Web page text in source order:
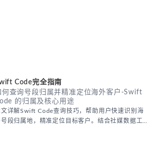
Code完全指南
何查询号段归属并精准定位海外客户-Swift
的归属及核心用途
文详解Swift Code查询技巧，帮助用户快速识别海
号段归属地，精准定位目标客户。结合社媒数据工